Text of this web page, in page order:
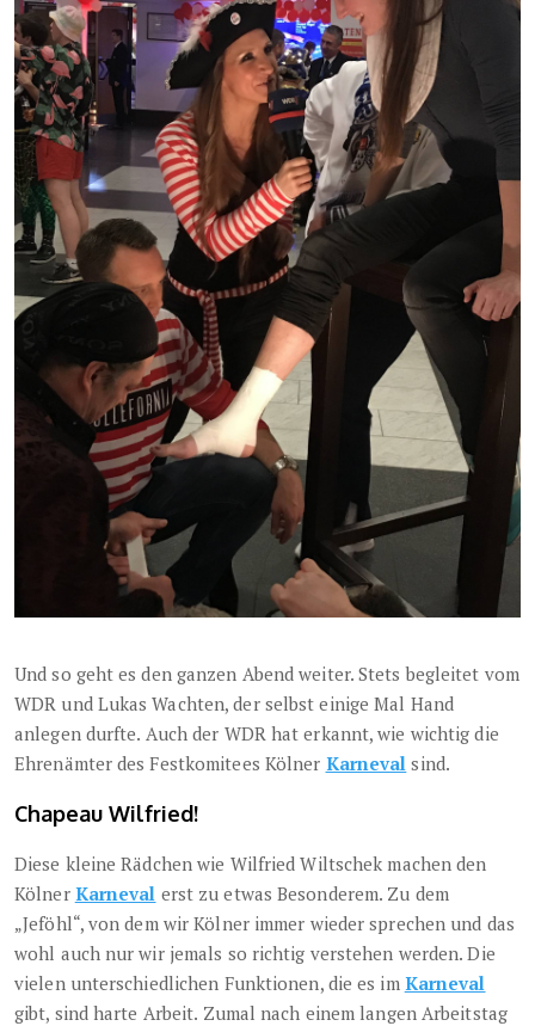
Und so geht es den ganzen Abend weiter. Stets begleitet vom
WDR und Lukas Wachten, der selbst einige Mal Hand
anlegen durfte. Auch der WDR hat erkannt, wie wichtig die
Ehrenämter des Festkomitees Kölner Karneval sind.
Chapeau Wilfried!
Diese kleine Rädchen wie Wilfried Wiltschek machen den
Kölner Karneval erst zu etwas Besonderem. Zu dem
„Jeföhl“, von dem wir Kölner immer wieder sprechen und das
wohl auch nur wir jemals so richtig verstehen werden. Die
vielen unterschiedlichen Funktionen, die es im Karneval
gibt, sind harte Arbeit. Zumal nach einem langen Arbeitstag